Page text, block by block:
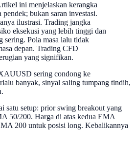
ini menjelaskan kerangka
bukan saran investasi.
ilustrasi. Trading jangka
eksekusi yang lebih tinggi dan
sering. Pola masa lalu tidak
depan. Trading CFD
yang signifikan.
sering condong ke
banyak, sinyal saling tumpang tindih,
satu setup: prior swing breakout yang
50/200. Harga di atas kedua EMA
200 untuk posisi long. Kebalikannya